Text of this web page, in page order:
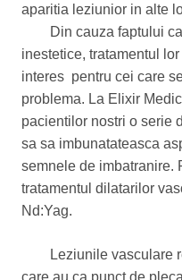
aparitia leziunior in alte
Din cauza faptului ca
inestetice, tratamentul
interes pentru cei care
problema. La Elixir
pacientilor nostri o serie
sa sa imbunatateasca
semnele de imbatranire.
tratamentul dilatarilor
Nd:Yag.
Leziunile vasculare
care au ca punct de